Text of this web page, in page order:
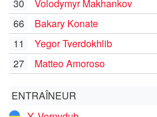
30
Volodymyr Makhankov
66
Bakary Konate
11
Yegor Tverdokhlib
27
Matteo Amoroso
ENTRAÎNEUR